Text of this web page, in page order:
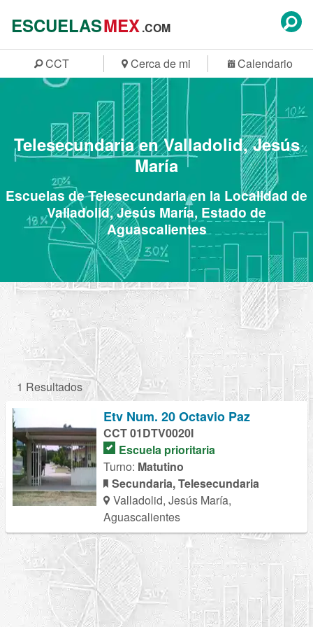
ESCUELASMEX.COM
CCT Cerca de mi Calendario
Telesecundaria en Valladolid, Jesús
María
Escuelas de Telesecundaria en la Localidad de
Valladolid, Jesús María, Estado de
Aguascalientes
1 Resultados
Etv Num. 20 Octavio Paz
CCT 01DTV0020I
Escuela prioritaria
Turno: Matutino
Secundaria, Telesecundaria
Valladolid, Jesús María,
Aguascalientes